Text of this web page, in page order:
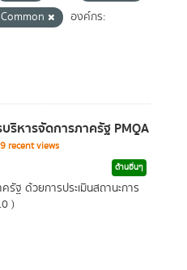
องค์กร:
หารจัดการภาครัฐ PMQA
recent views
ด้านอื่นๆ
ฐ ด้วยการประเมินสถานะการ
)